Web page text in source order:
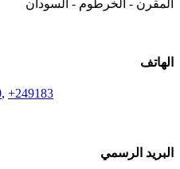
المقرن - الخرطوم - السودان
الهاتف
, +249183
البريد الرسمي